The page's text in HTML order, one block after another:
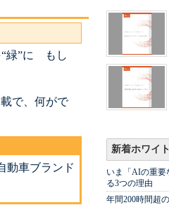
“緑”に もし
で、何がで
動車ブランド
新着ホワイ
いま「AIの重要
る3つの理由
年間200時間超